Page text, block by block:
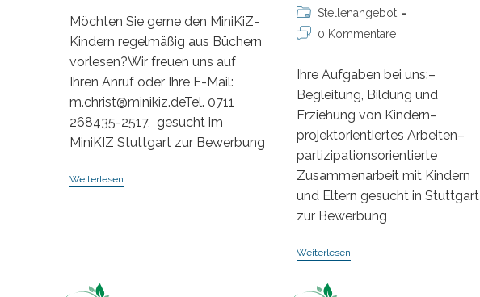
Möchten Sie gerne den MiniKiZ-
Kindern regelmäßig aus Büchern
vorlesen?Wir freuen uns auf
Ihren Anruf oder Ihre E-Mail:
m.christ@minikiz.deTel. 0711
268435-2517, gesucht im
MiniKIZ Stuttgart zur Bewerbung
WeiterlesenVorlesepaten
veröffentlicht:
Beitrags-
Kategorie:
Stellenangebot
Beitrags-0 Kommentare
Ihre Aufgaben bei uns:–
Begleitung, Bildung und
Erziehung von Kindern–
projektorientiertes Arbeiten–
partizipationsorientierte
Zusammenarbeit mit Kindern
und Eltern gesucht in Stuttgart
zur Bewerbung
Weiterlesen